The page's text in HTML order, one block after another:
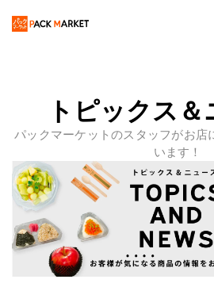
トピックス＆
パックマーケットのスタッフがお店
います！